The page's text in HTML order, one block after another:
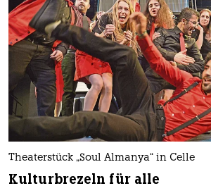
Theaterstück „Soul Almanya“ in Celle
Kulturbrezeln für alle